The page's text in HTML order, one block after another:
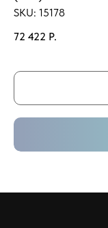
SKU: 15178
72 422 Р.